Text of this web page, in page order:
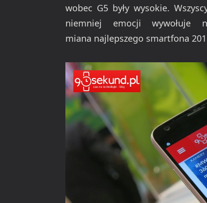
wobec G5 były wysokie.
niemniej emocji wywołuje
miana najlepszego smartfona